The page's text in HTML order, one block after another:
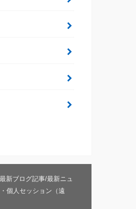
新ブログ記事/最新ニュ
個人セッション（遠